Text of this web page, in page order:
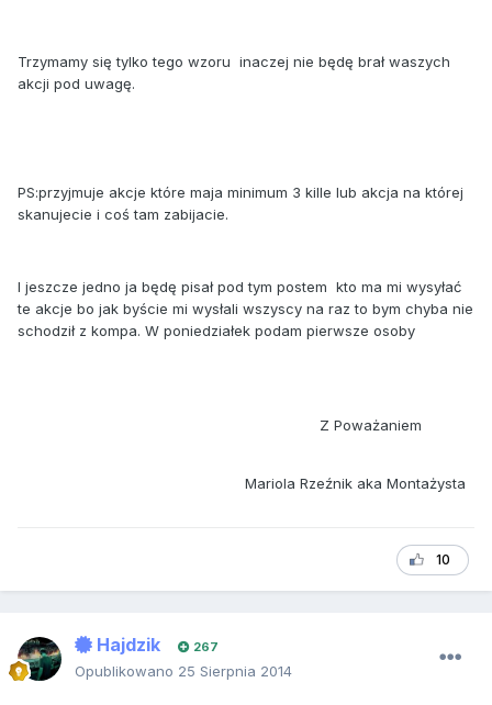
Trzymamy się tylko tego wzoru inaczej nie będę brał waszych
akcji pod uwagę.
PS:przyjmuje akcje które maja minimum 3 kille lub akcja na której
skanujecie i coś tam zabijacie.
I jeszcze jedno ja będę pisał pod tym postem kto ma mi wysyłać
te akcje bo jak byście mi wysłali wszyscy na raz to bym chyba nie
schodził z kompa. W poniedziałek podam pierwsze osoby
Z Poważaniem
Mariola Rzeźnik aka Montażysta
10
Hajdzik 267
Opublikowano 25 Sierpnia 2014